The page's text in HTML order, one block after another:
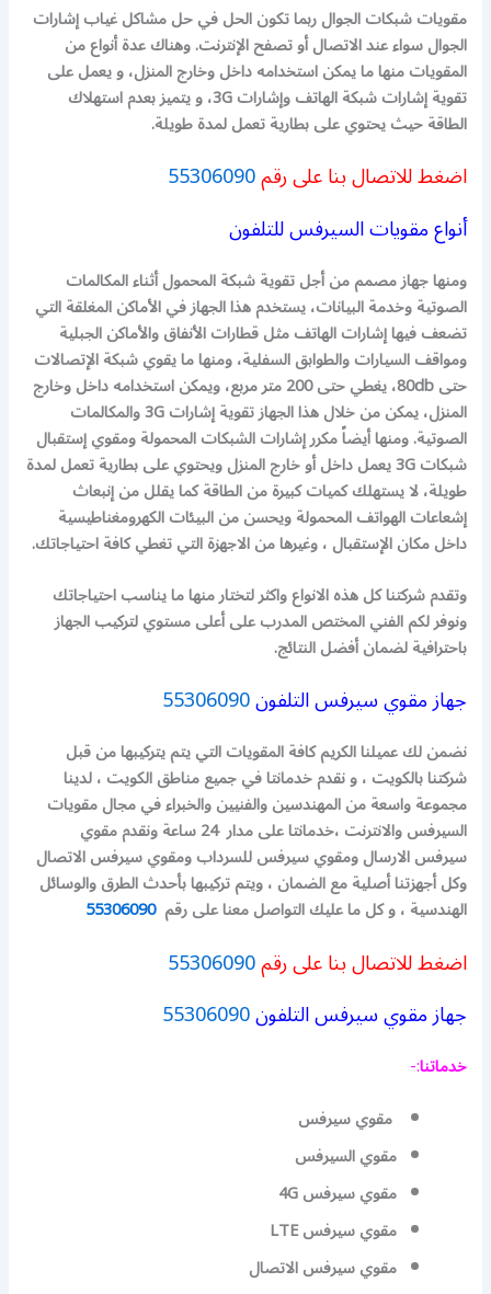
مقويات شبكات الجوال ربما تكون الحل في حل مشاكل غياب إشارات
الجوال سواء عند الاتصال أو تصفح الإنترنت. وهناك عدة أنواع من
المقويات منها ما يمكن استخدامه داخل وخارج المنزل، و يعمل على
تقوية إشارات شبكة الهاتف وإشارات 3G، و يتميز بعدم استهلاك
الطاقة حيث يحتوي على بطارية تعمل لمدة طويلة.
اضغط للاتصال بنا على رقم55306090
أنواع مقويات السيرفس للتلفون
ومنها جهاز مصمم من أجل تقوية شبكة المحمول أثناء المكالمات
الصوتية وخدمة البيانات، يستخدم هذا الجهاز في الأماكن المغلقة التي
تضعف فيها إشارات الهاتف مثل قطارات الأنفاق والأماكن الجبلية
ومواقف السيارات والطوابق السفلية، ومنها ما يقوي شبكة الإتصالات
حتى 80db، يغطي حتى 200 متر مربع، ويمكن استخدامه داخل وخارج
المنزل، يمكن من خلال هذا الجهاز تقوية إشارات 3G والمكالمات
الصوتية. ومنها أيضاً مكرر إشارات الشبكات المحمولة ومقوي إستقبال
شبكات 3G يعمل داخل أو خارج المنزل ويحتوي على بطارية تعمل لمدة
طويلة، لا يستهلك كميات كبيرة من الطاقة كما يقلل من إنبعاث
إشعاعات الهواتف المحمولة ويحسن من البيئات الكهرومغناطيسية
داخل مكان الإستقبال ، وغيرها من الاجهزة التي تغطي كافة احتياجاتك.
وتقدم شركتنا كل هذه الانواع واكثر لتختار منها ما يناسب احتياجاتك
ونوفر لكم الفني المختص المدرب على أعلى مستوي لتركيب الجهاز
باحترافية لضمان أفضل النتائج.
جهاز مقوي سيرفس التلفون55306090
نضمن لك عميلنا الكريم كافة المقويات التي يتم يتركيبها من قبل
شركتنا بالكويت ، و نقدم خدمانتا في جميع مناطق الكويت ، لدينا
مجموعة واسعة من المهندسين والفنيين والخبراء في مجال مقويات
السيرفس والانترنت ،خدمانتا على مدار 24 ساعة ونقدم مقوي
سيرفس الارسال ومقوي سيرفس للسرداب ومقوي سيرفس الاتصال
وكل أجهزتنا أصلية مع الضمان ، ويتم تركيبها بأحدث الطرق والوسائل
الهندسية ، و كل ما عليك التواصل معنا على رقم55306090
اضغط للاتصال بنا على رقم55306090
جهاز مقوي سيرفس التلفون55306090
خدماتنا:-
مقوي سيرفس
مقوي السيرفس
مقوي سيرفس 4G
مقوي سيرفس LTE
مقوي سيرفس الاتصال